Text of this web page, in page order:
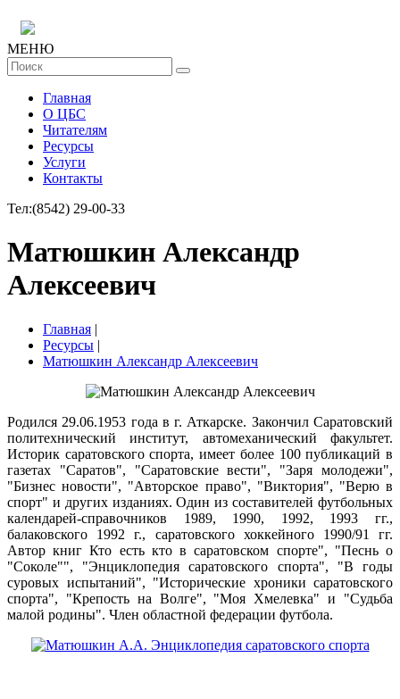
МЕНЮ
Главная
О ЦБС
Читателям
Ресурсы
Услуги
Контакты
Тел:(8542) 29-00-33
Матюшкин Александр
Алексеевич
Главная |
Ресурсы |
Матюшкин Александр Алексеевич
Родился 29.06.1953 года в г. Аткарске. Закончил Саратовский
политехнический институт, автомеханический факультет.
Историк саратовского спорта, имеет более 100 публикаций в
газетах "Саратов", "Саратовские вести", "Заря молодежи",
"Бизнес новости", "Авторское право", "Виктория", "Верю в
спорт" и других изданиях. Один из составителей футбольных
календарей-справочников 1989, 1990, 1992, 1993 гг.,
балаковского 1992 г., саратовского хоккейного 1990/91 гг.
Автор книг Кто есть кто в саратовском спорте", "Песнь о
"Соколе"", "Энциклопедия саратовского спорта", "В годы
суровых испытаний", "Исторические хроники саратовского
спорта", "Крепость на Волге", "Моя Хмелевка" и "Судьба
малой родины". Член областной федерации футбола.